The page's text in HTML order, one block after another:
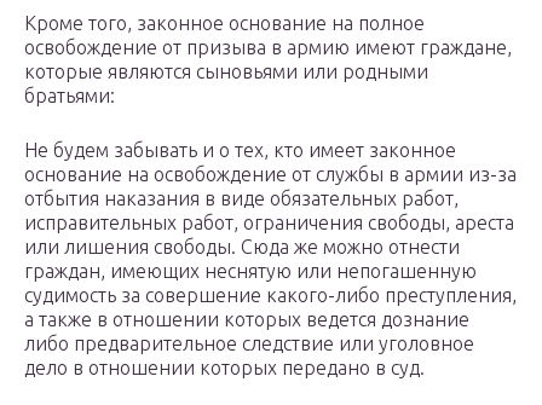
Кроме того, законное основание на полное
освобождение от призыва в армию имеют граждане,
которые являются сыновьями или родными
братьями:
Не будем забывать и о тех, кто имеет законное
основание на освобождение от службы в армии из-за
отбытия наказания в виде обязательных работ,
исправительных работ, ограничения свободы, ареста
или лишения свободы. Сюда же можно отнести
граждан, имеющих неснятую или непогашенную
судимость за совершение какого-либо преступления,
а также в отношении которых ведется дознание
либо предварительное следствие или уголовное
дело в отношении которых передано в суд.